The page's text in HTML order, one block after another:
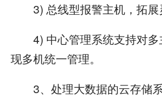
3) 总线型报警主机，拓展
4) 中心管理系统支持对多
现多机统一管理。
3、处理大数据的云存储